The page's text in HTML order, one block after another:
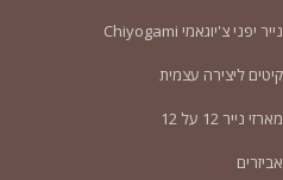
נייר יפני צ'יוגאמי Chiyogami
קיטים ליצירה עצמית
מארזי נייר 12 על 12
אביזרים